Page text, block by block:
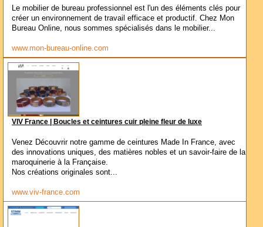
Le mobilier de bureau professionnel est l'un des éléments clés pour
créer un environnement de travail efficace et productif. Chez Mon
Bureau Online, nous sommes spécialisés dans le mobilier...
www.mon-bureau-online.com
VIV France | Boucles et ceintures cuir pleine fleur de luxe
Venez Découvrir notre gamme de ceintures Made In France, avec
des innovations uniques, des matières nobles et un savoir-faire de la
maroquinerie à la Française.
Nos créations originales sont...
www.viv-france.com